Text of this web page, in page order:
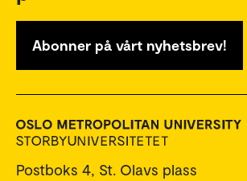
Abonner på vårt nyhetsbrev!
Postboks 4, St. Olavs plass